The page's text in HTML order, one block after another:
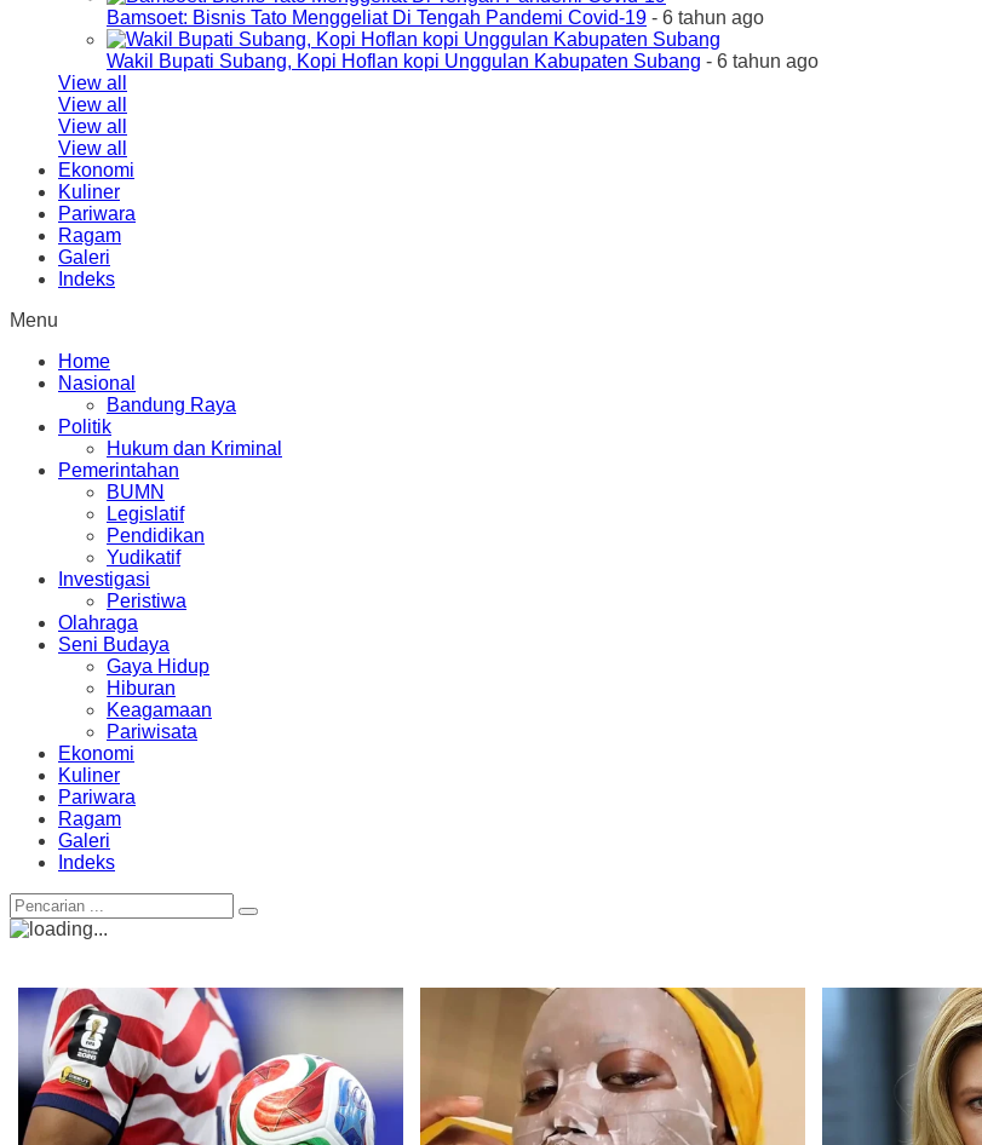
Bamsoet: Bisnis Tato Menggeliat Di Tengah Pandemi Covid-19 - 6 tahun ago
Wakil Bupati Subang, Kopi Hoflan kopi Unggulan Kabupaten Subang - 6 tahun ago
View all
View all
View all
View all
Ekonomi
Kuliner
Pariwara
Ragam
Galeri
Indeks
Menu
Home
Nasional
Bandung Raya
Politik
Hukum dan Kriminal
Pemerintahan
BUMN
Legislatif
Pendidikan
Yudikatif
Investigasi
Peristiwa
Olahraga
Seni Budaya
Gaya Hidup
Hiburan
Keagamaan
Pariwisata
Ekonomi
Kuliner
Pariwara
Ragam
Galeri
Indeks